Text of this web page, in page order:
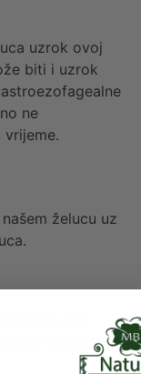
uzrok ovoj
biti i uzrok
ne
želucu uz
i soje
proizvode